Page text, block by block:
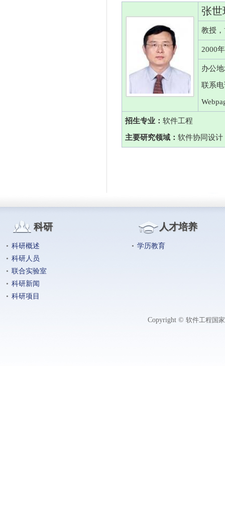
张世
教授
2000
办公
联系
招生专业： 软件工程
主要研究领域： 软件协同设
科研
• 科研概述
• 科研人员
• 联合实验室
• 科研新闻
• 科研项目
人才培养
• 学历教育
Copyright © 软件工程国